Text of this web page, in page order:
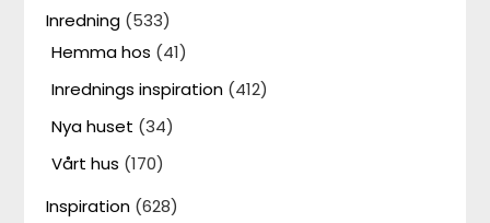
Inredning (533)
Hemma hos (41)
Inrednings inspiration (412)
Nya huset (34)
Vårt hus (170)
Inspiration (628)